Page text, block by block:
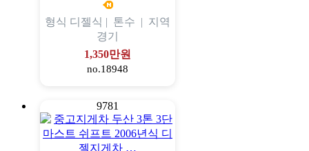
형식 디젤식 | 톤수 | 지역
경기
1,350만원
no.18948
9781